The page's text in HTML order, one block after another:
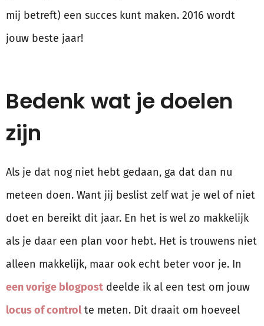
mij betreft) een succes kunt maken. 2016 wordt
jouw beste jaar!
Bedenk wat je doelen
zijn
Als je dat nog niet hebt gedaan, ga dat dan nu
meteen doen. Want jij beslist zelf wat je wel of niet
doet en bereikt dit jaar. En het is wel zo makkelijk
als je daar een plan voor hebt. Het is trouwens niet
alleen makkelijk, maar ook echt beter voor je. In
een vorige blogpost deelde ik al een test om jouw
locus of controlte meten. Dit draait om hoeveel